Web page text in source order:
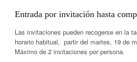
Entrada por invitación hasta
Las invitaciones pueden recogerse en la
horario habitual, partir del martes, 19 de
Máximo de 2 invitaciones por persona.